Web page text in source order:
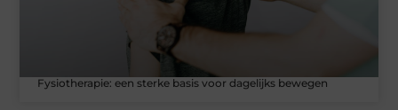
Fysiotherapie: een sterke basis voor dagelijks bewegen